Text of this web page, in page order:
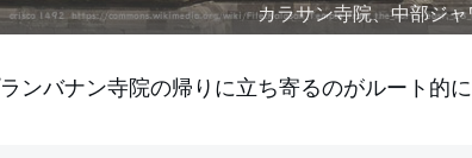
カラサン寺院、中部ジ
バナン寺院の帰りに立ち寄るのがルート的に